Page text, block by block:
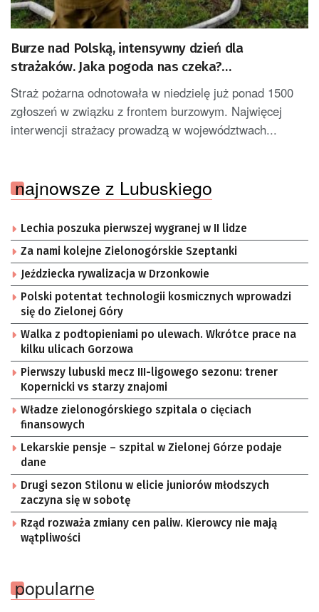
Burze nad Polską, intensywny dzień dla
strażaków. Jaka pogoda nas czeka?
[AKTUALIZACJA]
Straż pożarna odnotowała w niedzielę już ponad 1500
zgłoszeń w związku z frontem burzowym. Najwięcej
interwencji strażacy prowadzą w województwach...
najnowsze z Lubuskiego
Lechia poszuka pierwszej wygranej w II lidze
Za nami kolejne Zielonogórskie Szeptanki
Jeździecka rywalizacja w Drzonkowie
Polski potentat technologii kosmicznych wprowadzi
się do Zielonej Góry
Walka z podtopieniami po ulewach. Wkrótce prace na
kilku ulicach Gorzowa
Pierwszy lubuski mecz III-ligowego sezonu: trener
Kopernicki vs starzy znajomi
Władze zielonogórskiego szpitala o cięciach
finansowych
Lekarskie pensje – szpital w Zielonej Górze podaje
dane
Drugi sezon Stilonu w elicie juniorów młodszych
zaczyna się w sobotę
Rząd rozważa zmiany cen paliw. Kierowcy nie mają
wątpliwości
popularne